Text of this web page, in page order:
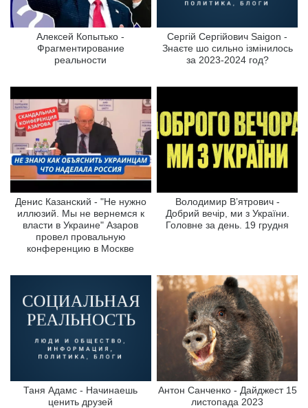
Алексей Копытько -
Фрагментирование
реальности
Сергій Сергійович Saigon -
Знаєте шо сильно ізмінилось
за 2023-2024 год?
Денис Казанский - "Не нужно
иллюзий. Мы не вернемся к
власти в Украине" Азаров
провел провальную
конференцию в Москве
Володимир В’ятрович -
Добрий вечір, ми з України.
Головне за день. 19 грудня
Таня Адамс - Начинаешь
ценить друзей
Антон Санченко - Дайджест 15
листопада 2023